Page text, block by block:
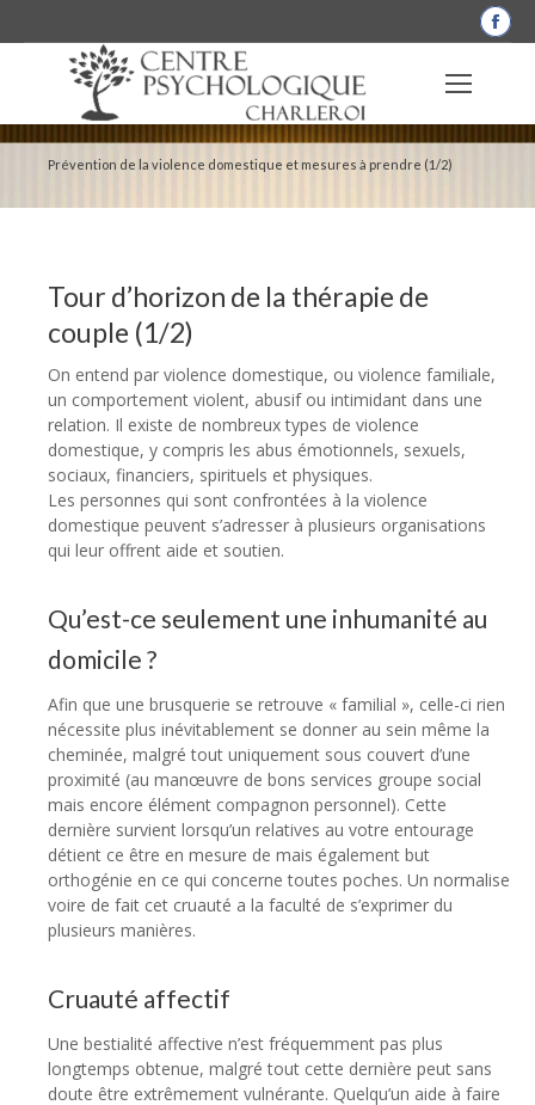
La
Prévention de la violence domestique et mesures à prendre (1/2)
Tour d’horizon de la thérapie de
couple (1/2)
On entend par violence domestique, ou violence familiale,
un comportement violent, abusif ou intimidant dans une
relation. Il existe de nombreux types de violence
domestique, y compris les abus émotionnels, sexuels,
sociaux, financiers, spirituels et physiques.
Les personnes qui sont confrontées à la violence
domestique peuvent s’adresser à plusieurs organisations
qui leur offrent aide et soutien.
Qu’est-ce seulement une inhumanité au
domicile ?
Afin que une brusquerie se retrouve « familial », celle-ci rien
nécessite plus inévitablement se donner au sein même la
cheminée, malgré tout uniquement sous couvert d’une
proximité (au manœuvre de bons services groupe social
mais encore élément compagnon personnel). Cette
dernière survient lorsqu’un relatives au votre entourage
détient ce être en mesure de mais également but
orthogénie en ce qui concerne toutes poches. Un normalise
voire de fait cet cruauté a la faculté de s’exprimer du
plusieurs manières.
Cruauté affectif
Une bestialité affective n’est fréquemment pas plus
longtemps obtenue, malgré tout cette dernière peut sans
doute être extrêmement vulnérante. Quelqu’un aide à faire